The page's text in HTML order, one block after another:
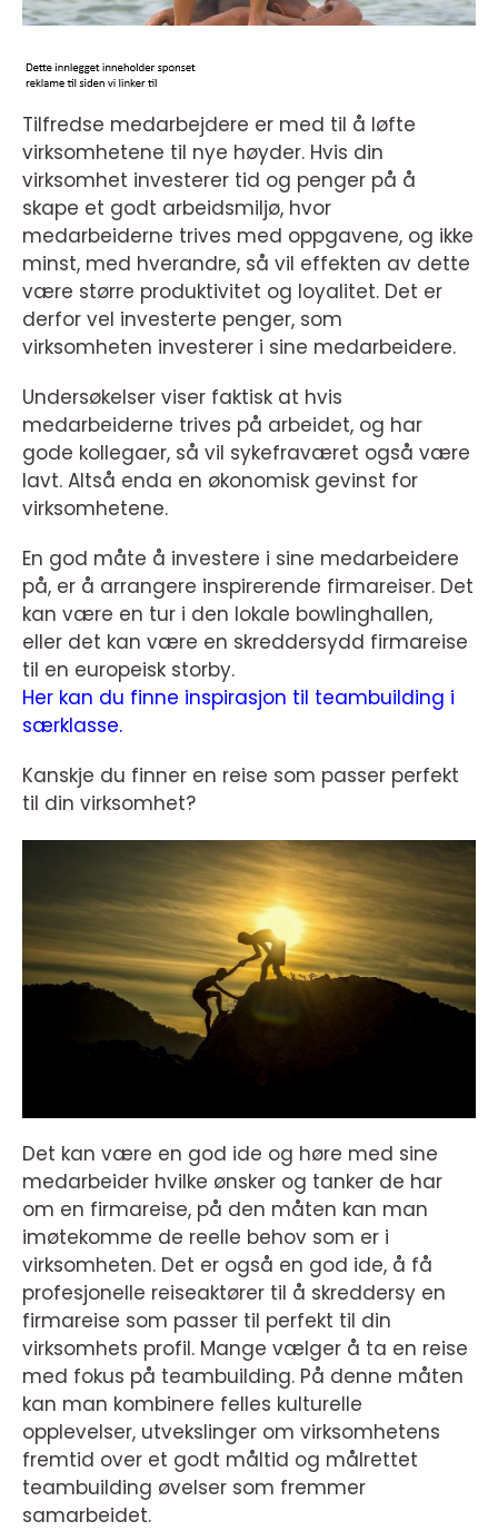
Tilfredse medarbejdere er med til å løfte
virksomhetene til nye høyder. Hvis din
virksomhet investerer tid og penger på å
skape et godt arbeidsmiljø, hvor
medarbeiderne trives med oppgavene, og ikke
minst, med hverandre, så vil effekten av dette
være større produktivitet og loyalitet. Det er
derfor vel investerte penger, som
virksomheten investerer i sine medarbeidere.
Undersøkelser viser faktisk at hvis
medarbeiderne trives på arbeidet, og har
gode kollegaer, så vil sykefraværet også være
lavt. Altså enda en økonomisk gevinst for
virksomhetene.
En god måte å investere i sine medarbeidere
på, er å arrangere inspirerende firmareiser. Det
kan være en tur i den lokale bowlinghallen,
eller det kan være en skreddersydd firmareise
til en europeisk storby.
Her kan du finne inspirasjon til teambuilding i
særklasse.
Kanskje du finner en reise som passer perfekt
til din virksomhet?
Det kan være en god ide og høre med sine
medarbeider hvilke ønsker og tanker de har
om en firmareise, på den måten kan man
imøtekomme de reelle behov som er i
virksomheten. Det er også en god ide, å få
profesjonelle reiseaktører til å skreddersy en
firmareise som passer til perfekt til din
virksomhets profil. Mange vælger å ta en reise
med fokus på teambuilding. På denne måten
kan man kombinere felles kulturelle
opplevelser, utvekslinger om virksomhetens
fremtid over et godt måltid og målrettet
teambuilding øvelser som fremmer
samarbeidet.